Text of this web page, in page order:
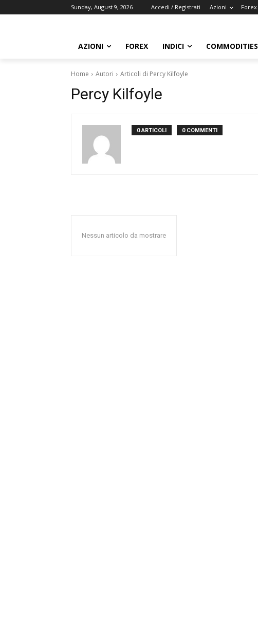
Sunday, August 9, 2026 Accedi / Registrati Azioni Forex
AZIONI FOREX INDICI COMMODITIES
Home Autori Articoli di Percy Kilfoyle
Percy Kilfoyle
0 ARTICOLI 0 COMMENTI
Nessun articolo da mostrare